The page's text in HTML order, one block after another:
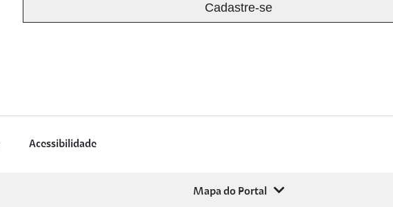
Acessibilidade
Mapa do Portal